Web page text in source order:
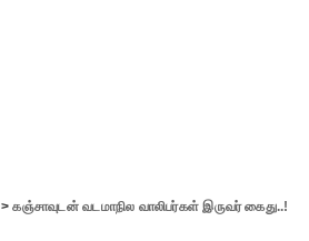
>கஞ்சாவுடன் வடமாநில வாலிபர்கள் இருவர் கைது..!